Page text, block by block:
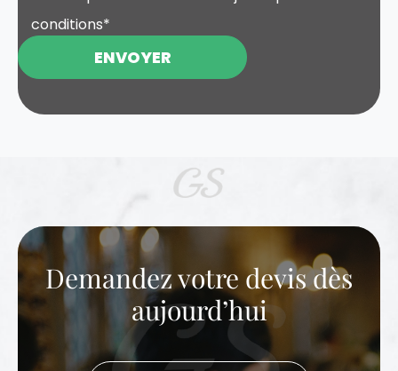
conditions*
ENVOYER
Demandez votre devis dès
aujourd’hui